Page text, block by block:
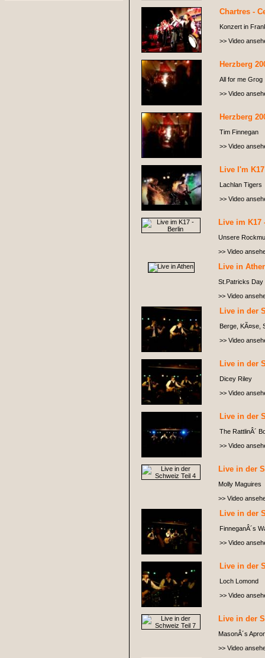
Chartres -
Konzert in
>> Video
Herzberg
All for me Grog
>> Video
Herzberg
Tim Finnegan
>> Video
Live I'm K17
Lachlan Tigers
>> Video
Live im K17
Unsere
>> Video
Live in
St.Patricks Day
>> Video
Live in der
Berge, KÃ¤se,
>> Video
Live in der
Dicey Riley
>> Video
Live in der
The RattlinÂ´
>> Video
Live in der
Molly Maguires
>> Video
Live in der
FinneganÂ´s
>> Video
Live in der
Loch Lomond
>> Video
Live in der
MasonÂ´s
>> Video